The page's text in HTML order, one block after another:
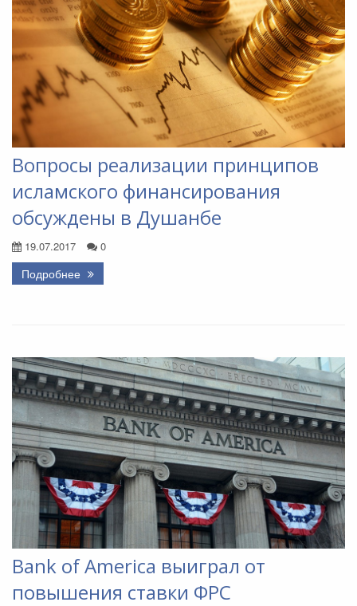
Вопросы реализации принципов
исламского финансирования
обсуждены в Душанбе
19.07.2017 0
Подробнее
Bank of America выиграл от
повышения ставки ФРС